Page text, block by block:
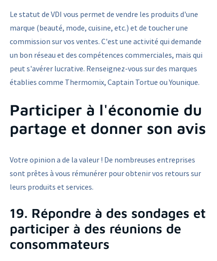
Le statut de VDI vous permet de vendre les produits d'une
marque (beauté, mode, cuisine, etc.) et de toucher une
commission sur vos ventes. C'est une activité qui demande
un bon réseau et des compétences commerciales, mais qui
peut s'avérer lucrative. Renseignez-vous sur des marques
établies comme Thermomix, Captain Tortue ou Younique.
Participer à l'économie du
partage et donner son avis
Votre opinion a de la valeur ! De nombreuses entreprises
sont prêtes à vous rémunérer pour obtenir vos retours sur
leurs produits et services.
19. Répondre à des sondages et
participer à des réunions de
consommateurs